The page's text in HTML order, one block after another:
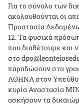
Για το σύνολο των
ακολουθούνται οι
Προστασία
12. Τα φυσικά
που διαθέτουμε και
στοdpo@
παραδώσουν στα
ΑΘΗΝΑ στον
κυρία Αναστασία
ασκήσουν τα